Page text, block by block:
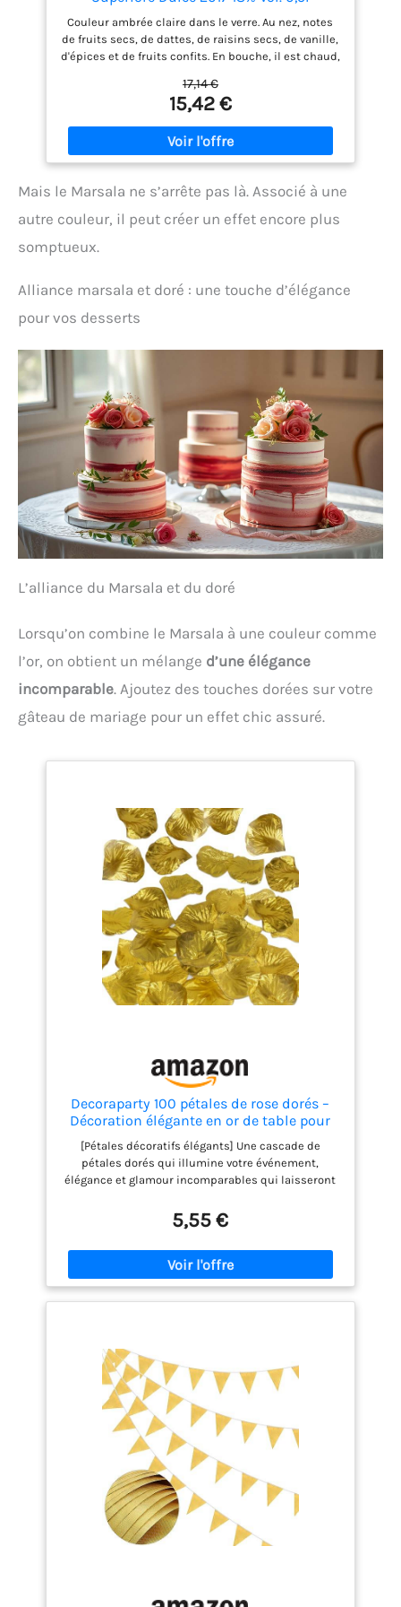
Couleur ambrée claire dans le verre. Au nez, notes
de fruits secs, de dattes, de raisins secs, de vanille,
d'épices et de fruits confits. En bouche, il est chaud,
Cépages : Grillo, Cataratto. Région : Sicile. Millésime
: 2017 Elevage : Fût de chêne. Température de service
: 14-16°C Dégustez le Florio Marsala Targa en apéritif,
avec des fromages bleus ou des petits gâteaux.
(automated translation) Parfait comme cadeau
17,14 €
15,42 €
Mais le Marsala ne s’arrête pas là. Associé à une
autre couleur, il peut créer un effet encore plus
somptueux.
Alliance marsala et doré : une touche d’élégance
pour vos desserts
L’alliance du Marsala et du doré
Lorsqu’on combine le Marsala à une couleur comme
l’or, on obtient un mélange d’une élégance
incomparable. Ajoutez des touches dorées sur votre
gâteau de mariage pour un effet chic assuré.
Decoraparty 100 pétales de rose dorés –
Décoration élégante en or de table pour
fête, mariage, anniversaire, célébration,
chambre, faux, pétales de roses –
diamètre 5 cm
[Pétales décoratifs élégants] Une cascade de
pétales dorés qui illumine votre événement,
élégance et glamour incomparables qui laisseront
de rose dorés Decoraparty (Lot de 100 pièces), la
touche de classe pour créer une atmosphère
unique et mémorable. [Pour un superbe effet doré]
Qu'y a-t-il de mieux que la chaleur étreinte de l'or
pour célébrer les moments spéciaux ? Les pétales
dorés sont parfaits pour les mariages, les
pour décorer les tables, les couloirs, les chambres
à coucher ou dans le cadre de compositions
florales. Vous pouvez également les lancer dans l'air
pour créer une pluie étincelante de pétales dorés :
le détail qui fera la différence pour vos événements.
[PRÊTS À L'UTILISATION] Les pétales dorés arrivent
déjà prêts à l'emploi. Légères et faciles à disperser,
elles peuvent être distribuées ou saupoudrées sur
des surfaces de toutes sortes pour créer un
superbe effet visuel. Grâce à leur texture douce et
élégante, les pétales dorés ajoutent une touche
raffinée et sophistiquée à n'importe quel
5,55 €